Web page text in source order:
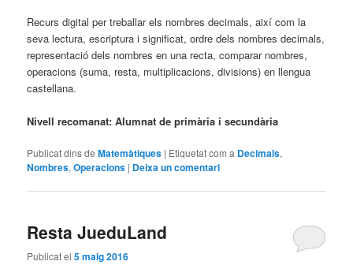
Recurs digital per treballar els nombres decimals, així com la
seva lectura, escriptura i significat, ordre dels nombres decimals,
representació dels nombres en una recta, comparar nombres,
operacions (suma, resta, multiplicacions, divisions) en llengua
castellana.
Nivell recomanat: Alumnat de primària i secundària
Publicat dins de Matemàtiques | Etiquetat com a Decimals,
Nombres,Operacions | Deixa un comentari
Resta JueduLand
Publicat el5 maig 2016